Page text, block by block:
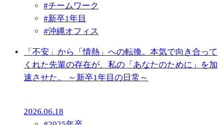
#チームワーク
#新卒1年目
#沖縄オフィス
「不安」から「情熱」への転換。本気で向き合って
くれた先輩の存在が、私の「あなたのために」を加
速させた。 ～新卒1年目の日常～
2026.06.18